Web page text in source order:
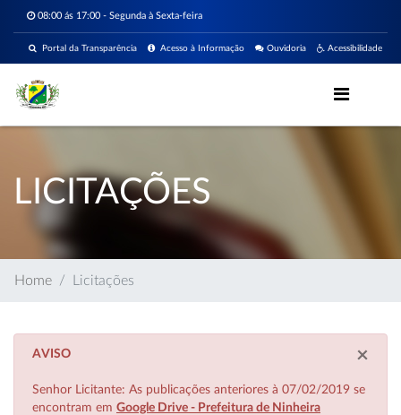
08:00 ás 17:00 - Segunda à Sexta-feira
Acessibilidade
Ouvidoria
Acesso à Informação
Portal da Transparência
LICITAÇÕES
Home Licitações
×
AVISO
Senhor Licitante: As publicações anteriores à 07/02/2019 se
encontram em Google Drive - Prefeitura de Ninheira